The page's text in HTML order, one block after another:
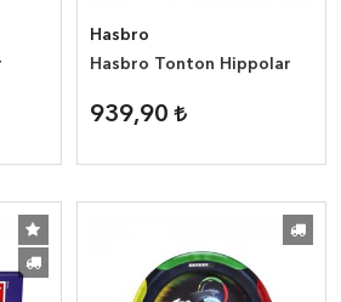
Hasbro
Hasbro Tonton Hippolar
939,90